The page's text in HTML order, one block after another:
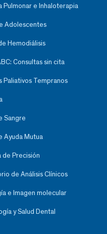
Pulmonar e Inhaloterapia
Adolescentes
Hemodiálisis
Consultas sin cita
Paliativos Tempranos
Sangre
Ayuda Mutua
de Precisión
de Análisis Clínicos
e Imagen molecular
y Salud Dental